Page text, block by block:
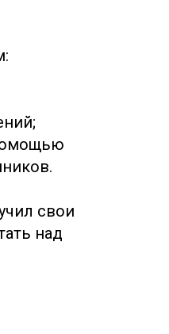
свои
над